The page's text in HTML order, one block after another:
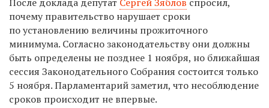
почему правительство нарушает сроки
по установлению величины прожиточного
минимума. Согласно законодательству они должны
быть определены не позднее 1 ноября, но ближайшая
сессия Законодательного Собрания состоится только
5 ноября. Парламентарий заметил, что несоблюдение
сроков происходит не впервые.